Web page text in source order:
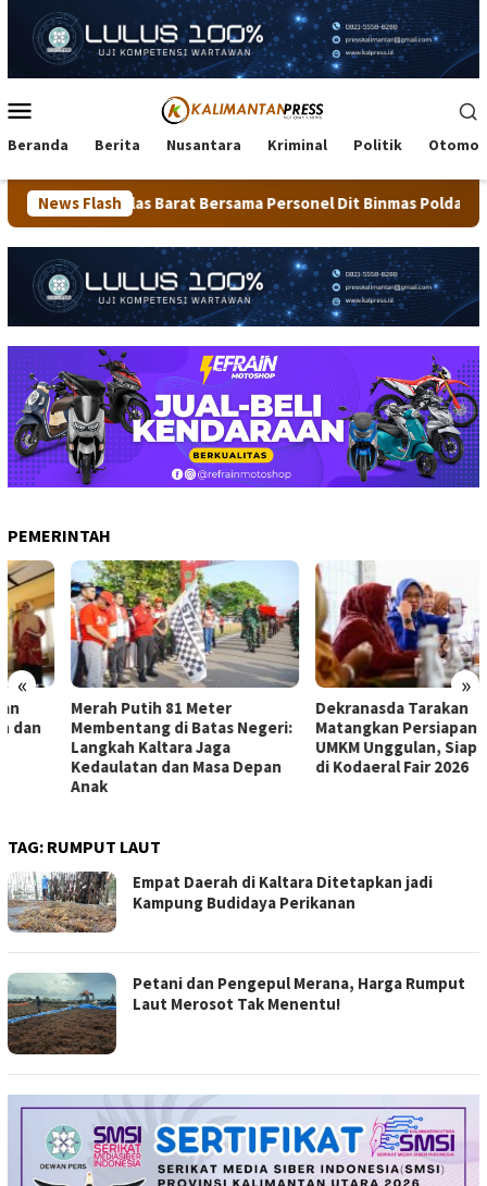
konten
Mobile
Beranda Berita Nusantara Kriminal Politik
News Flash
Barat Bersama Personel Dit Binmas Polda Kaltara Salurkan
PEMERINTAH
« »
Merah Putih 81 Meter
Membentang di Batas Negeri:
Langkah Kaltara Jaga
Kedaulatan dan Masa Depan
Dekranasda Tarakan
Matangkan Persiapan Produk
UMKM Unggulan, Siap Tampil
di Kodaeral Fair 2026
TAG: RUMPUT LAUT
Empat Daerah di Kaltara Ditetapkan jadi
Kampung Budidaya Perikanan
Petani dan Pengepul Merana, Harga Rumput
Laut Merosot Tak Menentu!